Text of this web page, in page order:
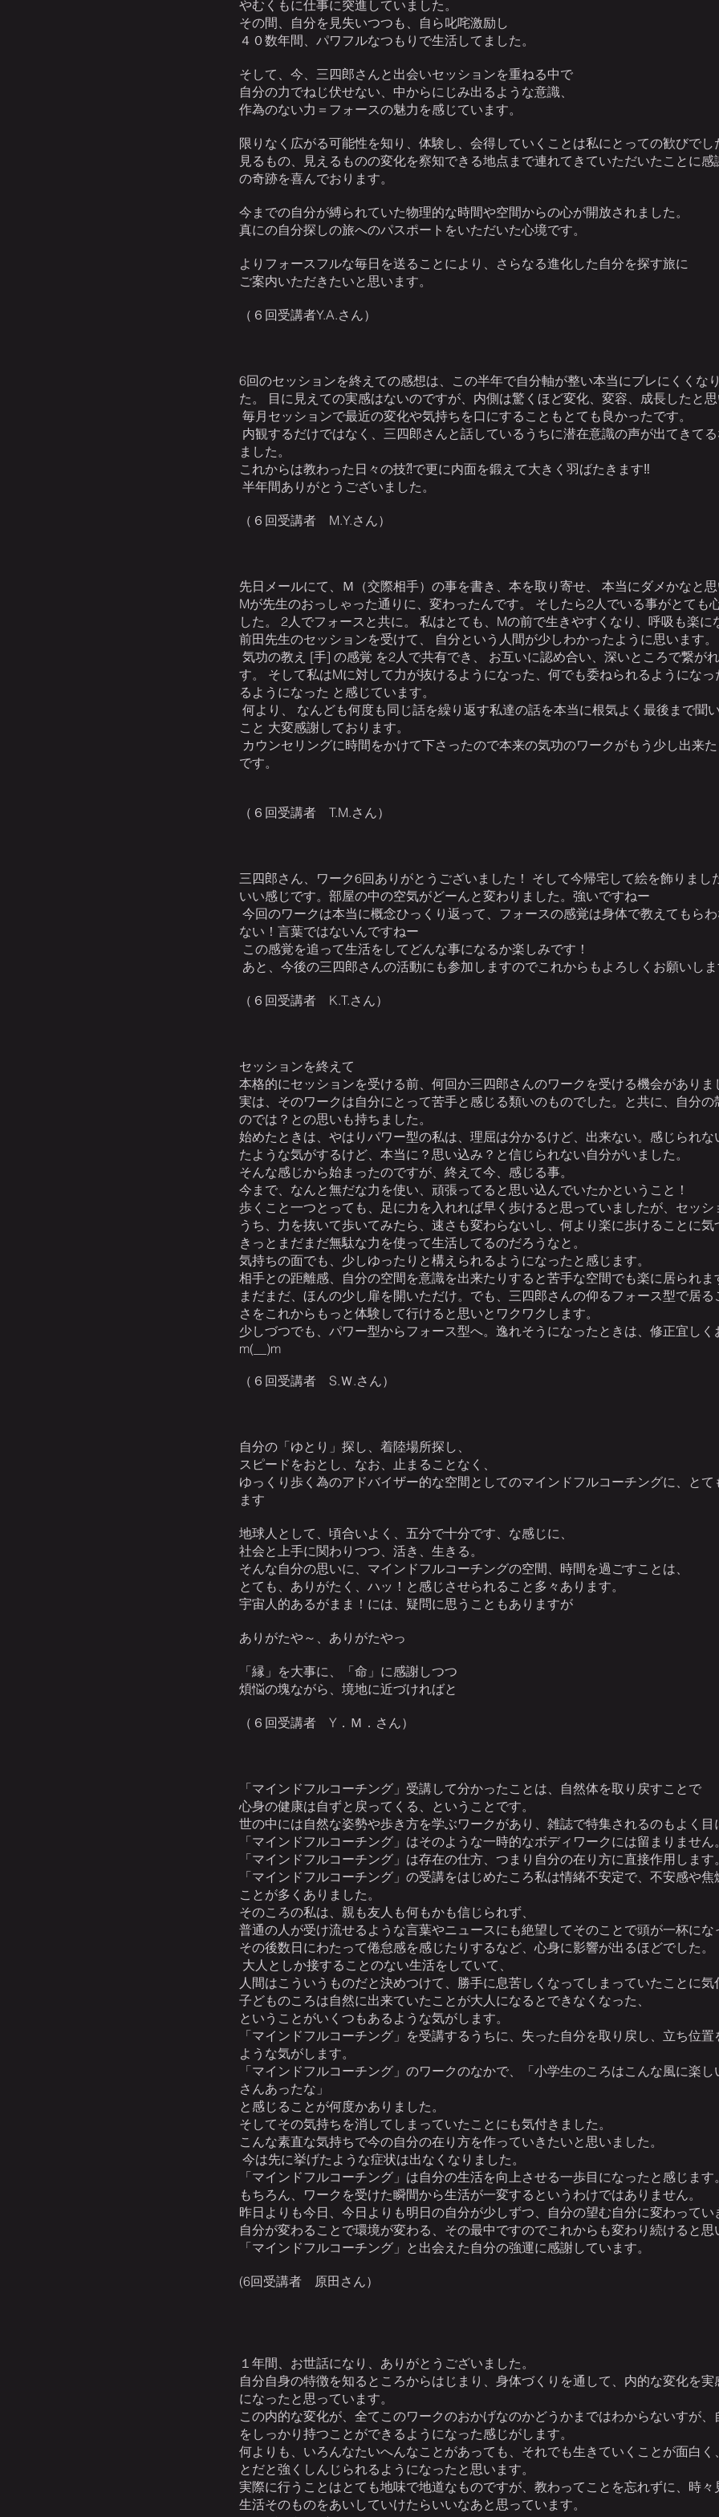
やむくもに仕事に突進していました。
その間、自分を見失いつつも、自ら叱咤激励し
４０数年間、パワフルなつもりで生活してました。
そして、今、三四郎さんと出会いセッションを重ねる中で
自分の力でねじ伏せない、中からにじみ出るような意識、
作為のない力＝フォースの魅力を感じています。
限りなく広がる可能性を知り、体験し、会得していくことは私にとっての歓びでし
見るもの、見えるものの変化を察知できる地点まで連れてきていただいたことに感
の奇跡を喜んでおります。
今までの自分が縛られていた物理的な時間や空間からの心が開放されました。
真にの自分探しの旅へのパスポートをいただいた心境です。
よりフォースフルな毎日を送ることにより、さらなる進化した自分を探す旅に
ご案内いただきたいと思います。
（６回受講者Y.A.さん）
6回のセッションを終えての感想は、この半年で自分軸が整い本当にブレにくくな
た。 目に見えての実感はないのですが、内側は驚くほど変化、変容、成長したと思
毎月セッションで最近の変化や気持ちを口にすることもとても良かったです。
内観するだけではなく、三四郎さんと話しているうちに潜在意識の声が出てきて
ました。
これからは教わった日々の技⁈で更に内面を鍛えて大きく羽ばたきます‼
半年間ありがとうございました。
（６回受講者 M.Y.さん）
先日メールにて、Ｍ（交際相手）の事を書き、本を取り寄せ、 本当にダメかなと思
Mが先生のおっしゃった通りに、変わったんです。 そしたら2人でいる事がとても
した。 2人でフォースと共に。 私はとても、Mの前で生きやすくなり、呼吸も楽に
前田先生のセッションを受けて、 自分という人間が少しわかったように思います。
気功の教え [手] の感覚 を2人で共有でき、 お互いに認め合い、深いところで繋が
す。 そして私はMに対して力が抜けるようになった、何でも委ねられるようになっ
るようになった と感じています。
何より、 なんども何度も同じ話を繰り返す私達の話を本当に根気よく最後まで聞
こと 大変感謝しております。
カウンセリングに時間をかけて下さったので本来の気功のワークがもう少し出来
です。
（６回受講者 T.M.さん）
三四郎さん、ワーク6回ありがとうございました！ そして今帰宅して絵を飾りまし
いい感じです。部屋の中の空気がどーんと変わりました。強いですねー
今回のワークは本当に概念ひっくり返って、フォースの感覚は身体で教えてもら
ない！言葉ではないんですねー
この感覚を追って生活をしてどんな事になるか楽しみです！
あと、今後の三四郎さんの活動にも参加しますのでこれからもよろしくお願いしま
（６回受講者 K.T.さん）
セッションを終えて
本格的にセッションを受ける前、何回か三四郎さんのワークを受ける機会がありま
実は、そのワークは自分にとって苦手と感じる類いのものでした。と共に、自分の
のでは？との思いも持ちました。
始めたときは、やはりパワー型の私は、理屈は分かるけど、出来ない。感じられな
たような気がするけど、本当に？思い込み？と信じられない自分がいました。
そんな感じから始まったのですが、終えて今、感じる事。
今まで、なんと無だな力を使い、頑張ってると思い込んでいたかということ！
歩くこと一つとっても、足に力を入れれば早く歩けると思っていましたが、セッシ
うち、力を抜いて歩いてみたら、速さも変わらないし、何より楽に歩けることに気
きっとまだまだ無駄な力を使って生活してるのだろうなと。
気持ちの面でも、少しゆったりと構えられるようになったと感じます。
相手との距離感、自分の空間を意識を出来たりすると苦手な空間でも楽に居られま
まだまだ、ほんの少し扉を開いただけ。でも、三四郎さんの仰るフォース型で居る
さをこれからもっと体験して行けると思いとワクワクします。
少しづつでも、パワー型からフォース型へ。逸れそうになったときは、修正宜しく
m(__)m
（６回受講者 S.Ｗ.さん）
自分の「ゆとり」探し、着陸場所探し、
スピードをおとし、なお、止まることなく、
ゆっくり歩く為のアドバイザー的な空間としてのマインドフルコーチングに、とて
ます
地球人として、頃合いよく、五分で十分です、な感じに、
社会と上手に関わりつつ、活き、生きる。
そんな自分の思いに、マインドフルコーチングの空間、時間を過ごすことは、
とても、ありがたく、ハッ！と感じさせられること多々あります。
宇宙人的あるがまま！には、疑問に思うこともありますが
ありがたや～、ありがたやっ
「縁」を大事に、「命」に感謝しつつ
煩悩の塊ながら、境地に近づければと
（６回受講者 Y．Ｍ．さん）
「マインドフルコーチング」受講して分かったことは、自然体を取り戻すことで
心身の健康は自ずと戻ってくる、ということです。
世の中には自然な姿勢や歩き方を学ぶワークがあり、雑誌で特集されるのもよく目
「マインドフルコーチング」はそのような一時的なボディワークには留まりません。
「マインドフルコーチング」は存在の仕方、つまり自分の在り方に直接作用します。
「マインドフルコーチング」の受講をはじめたころ私は情緒不安定で、不安感や焦
ことが多くありました。
そのころの私は、親も友人も何もかも信じられず、
普通の人が受け流せるような言葉やニュースにも絶望してそのことで頭が一杯にな
その後数日にわたって倦怠感を感じたりするなど、心身に影響が出るほどでした。
大人としか接することのない生活をしていて、
人間はこういうものだと決めつけて、勝手に息苦しくなってしまっていたことに気
子どものころは自然に出来ていたことが大人になるとできなくなった、
ということがいくつもあるような気がします。
「マインドフルコーチング」を受講するうちに、失った自分を取り戻し、立ち位置
ような気がします。
「マインドフルコーチング」のワークのなかで、「小学生のころはこんな風に楽し
さんあったな」
と感じることが何度かありました。
そしてその気持ちを消してしまっていたことにも気付きました。
こんな素直な気持ちで今の自分の在り方を作っていきたいと思いました。
今は先に挙げたような症状は出なくなりました。
「マインドフルコーチング」は自分の生活を向上させる一歩目になったと感じます。
もちろん、ワークを受けた瞬間から生活が一変するというわけではありません。
昨日よりも今日、今日よりも明日の自分が少しずつ、自分の望む自分に変わってい
自分が変わることで環境が変わる、その最中ですのでこれからも変わり続けると思
「マインドフルコーチング」と出会えた自分の強運に感謝しています。
(6回受講者 原田さん）
１年間、お世話になり、ありがとうございました。
自分自身の特徴を知るところからはじまり、身体づくりを通して、内的な変化を実
になったと思っています。
この内的な変化が、全てこのワークのおかげなのかどうかまではわからないすが、
をしっかり持つことができるようになった感じがします。
何よりも、いろんなたいへんなことがあっても、それでも生きていくことが面白く
とだと強くしんじられるようになったと思います。
実際に行うことはとても地味で地道なものですが、教わってことを忘れずに、時々
生活そのものをあいしていけたらいいなあと思っています。